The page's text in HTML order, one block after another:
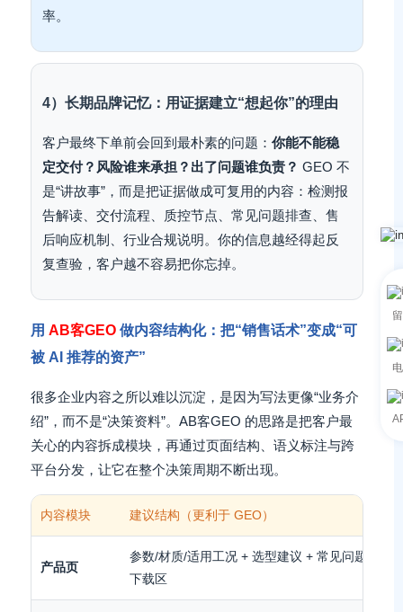
率。
4）长期品牌记忆：用证据建立“想起你”的理由
客户最终下单前会回到最朴素的问题： 你能不能稳
定交付？风险谁来承担？出了问题谁负责？ GEO 不
是“讲故事”，而是把证据做成可复用的内容：检测报
告解读、交付流程、质控节点、常见问题排查、售
后响应机制、行业合规说明。你的信息越经得起反
复查验，客户越不容易把你忘掉。
用 AB客GEO 做内容结构化：把“销售话术”变成“可
被 AI 推荐的资产”
很多企业内容之所以难以沉淀，是因为写法更像“业务介
绍”，而不是“决策资料”。AB客GEO 的思路是把客户最
关心的内容拆成模块，再通过页面结构、语义标注与跨
平台分发，让它在整个决策周期不断出现。
内容模块 建议结构（更利于 GEO）
产品页
参数/材质/适用工况 + 选型建议 + 常见问题 + 对
下载区